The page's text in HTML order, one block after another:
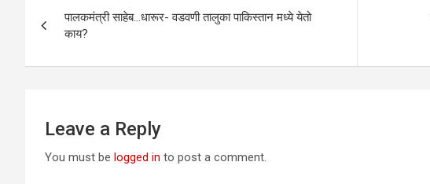
navigation
पालकमंत्री साहेब…धारूर- वडवणी तालुका पाकिस्तान मध्ये येतो
काय?
Leave a Reply
You must be logged in to post a comment.